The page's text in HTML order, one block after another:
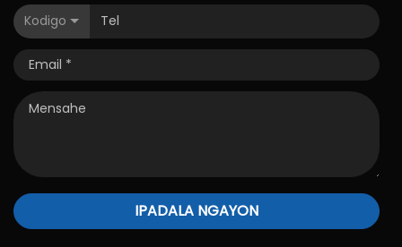
Kodigo
IPADALA NGAYON